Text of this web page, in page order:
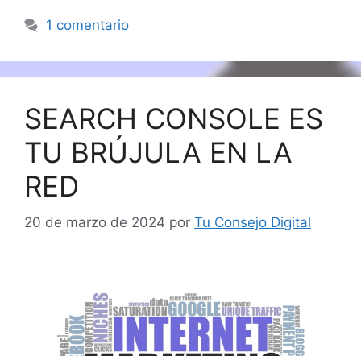
1 comentario
SEARCH CONSOLE ES
TU BRÚJULA EN LA
RED
20 de marzo de 2024 por Tu Consejo Digital